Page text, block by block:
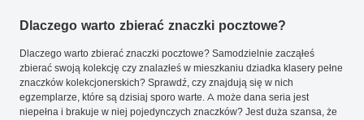
Dlaczego warto zbierać znaczki pocztowe?
Dlaczego warto zbierać znaczki pocztowe? Samodzielnie zacząłeś
zbierać swoją kolekcję czy znalazłeś w mieszkaniu dziadka klasery pełne
znaczków kolekcjonerskich? Sprawdź, czy znajdują się w nich
egzemplarze, które są dzisiaj sporo warte. A może dana seria jest
niepełna i brakuje w niej pojedynczych znaczków? Jest duża szansa, że